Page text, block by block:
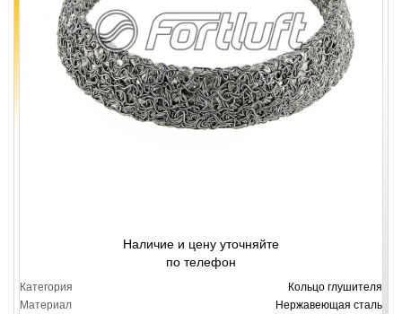
Наличие и цену уточняйте
по телефон
Категория
Кольцо глушителя
Материал
Нержавеющая сталь